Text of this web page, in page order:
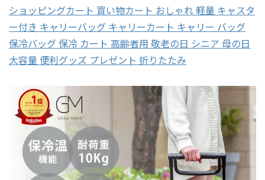
ショッピングカート 買い物カート おしゃれ 軽量 キャスタ
ー付き キャリーバッグ キャリーカート キャリー バッグ
保冷バッグ 保冷 カート 高齢者用 敬老の日 シニア 母の日
大容量 便利グッズ プレゼント 折りたたみ